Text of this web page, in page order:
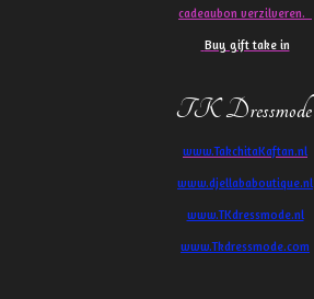
cadeaubon verzilveren.
Buy gift take in
TK Dressmode
www.TakchitaKaftan.nl
www.djellababoutique.nl
www.TKdressmode.nl
www.Tkdressmode.com